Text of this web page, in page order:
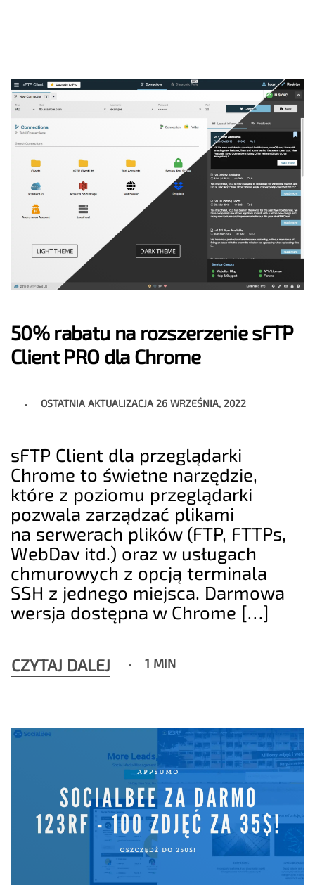
50% rabatu na rozszerzenie sFTP
Client PRO dla Chrome
OSTATNIA AKTUALIZACJA 26 WRZEŚNIA, 2022
sFTP Client dla przeglądarki
Chrome to świetne narzędzie,
które z poziomu przeglądarki
pozwala zarządzać plikami
na serwerach plików (FTP, FTTPs,
WebDav itd.) oraz w usługach
chmurowych z opcją terminala
SSH z jednego miejsca. Darmowa
wersja dostępna w Chrome […]
CZYTAJ DALEJ 1 MIN